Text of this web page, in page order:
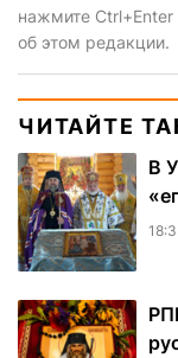
нажмите Ctrl+Enter
об этом редакции.
ЧИТАЙТЕ
В